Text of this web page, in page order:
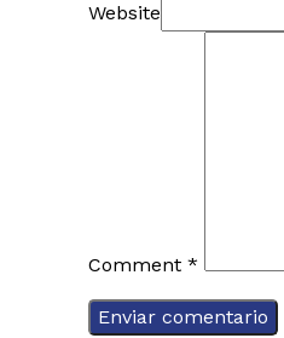
Website
Comment *